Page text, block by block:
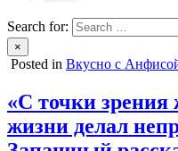
Search for:
×
Posted in Вкусно с
«С точки
жизни делал